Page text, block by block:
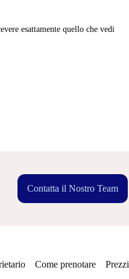
esattamente quello che vedi
Contatta il Nostro Team
Come prenotare Prezzi